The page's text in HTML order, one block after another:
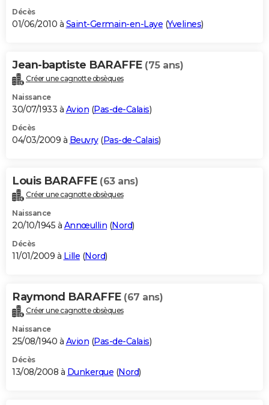
Décès
01/06/2010 à Saint-Germain-en-Laye (Yvelines)
Jean-baptiste BARAFFE (75 ans)
Créer une cagnotte obsèques
Naissance
30/07/1933 à Avion (Pas-de-Calais)
Décès
04/03/2009 à Beuvry(Pas-de-Calais)
Louis BARAFFE (63 ans)
Créer une cagnotte obsèques
Naissance
20/10/1945 à Annœullin (Nord)
Décès
11/01/2009 à Lille (Nord)
Raymond BARAFFE (67 ans)
Créer une cagnotte obsèques
Naissance
25/08/1940 à Avion (Pas-de-Calais)
Décès
13/08/2008 à Dunkerque (Nord)